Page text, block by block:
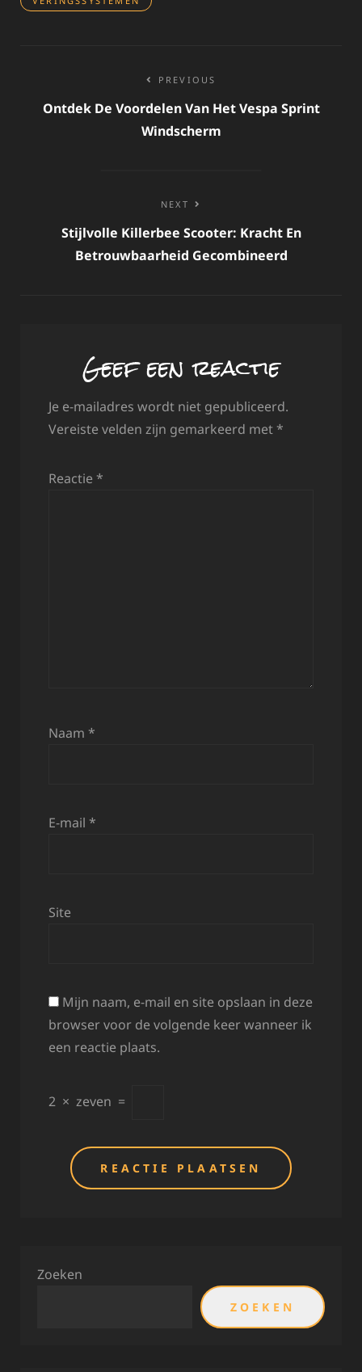
navigatie
PREVIOUS
Ontdek De Voordelen Van Het Vespa Sprint
Windscherm
NEXT
Stijlvolle Killerbee Scooter: Kracht En
Betrouwbaarheid Gecombineerd
Geef een reactie
Je e-mailadres wordt niet gepubliceerd.
Vereiste velden zijn gemarkeerd met *
Reactie *
Naam *
E-mail *
Site
Mijn naam, e-mail en site opslaan in deze
browser voor de volgende keer wanneer ik
een reactie plaats.
2 × zeven =
Zoeken
ZOEKEN